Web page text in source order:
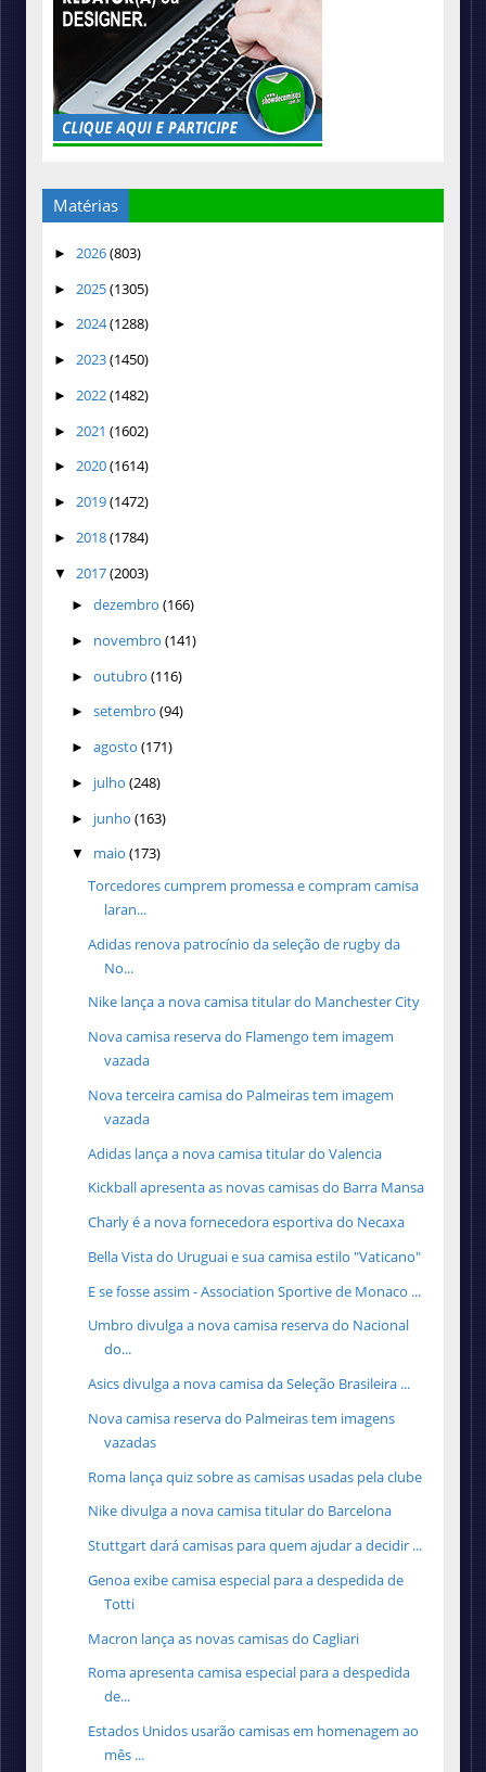
Matérias
► 2026(803)
► 2025(1305)
► 2024(1288)
► 2023(1450)
► 2022(1482)
► 2021 (1602)
► 2020(1614)
► 2019(1472)
► 2018(1784)
▼ 2017(2003)
► dezembro (166)
► novembro (141)
► outubro (116)
► setembro (94)
► agosto (171)
► julho (248)
► junho (163)
▼ maio (173)
Torcedores cumprem promessa e compram camisa
laran...
Adidas renova patrocínio da seleção de rugby da
No...
Nike lança a nova camisa titular do Manchester City
Nova camisa reserva do Flamengo tem imagem
vazada
Nova terceira camisa do Palmeiras tem imagem
vazada
Adidas lança a nova camisa titular do Valencia
Kickball apresenta as novas camisas do Barra Mansa
Charly é a nova fornecedora esportiva do Necaxa
Bella Vista do Uruguai e sua camisa estilo "Vaticano"
E se fosse assim - Association Sportive de Monaco ...
Umbro divulga a nova camisa reserva do Nacional
do...
Asics divulga a nova camisa da Seleção Brasileira ...
Nova camisa reserva do Palmeiras tem imagens
vazadas
Roma lança quiz sobre as camisas usadas pela clube
Nike divulga a nova camisa titular do Barcelona
Stuttgart dará camisas para quem ajudar a decidir ...
Genoa exibe camisa especial para a despedida de
Totti
Macron lança as novas camisas do Cagliari
Roma apresenta camisa especial para a despedida
de...
Estados Unidos usarão camisas em homenagem ao
mês ...